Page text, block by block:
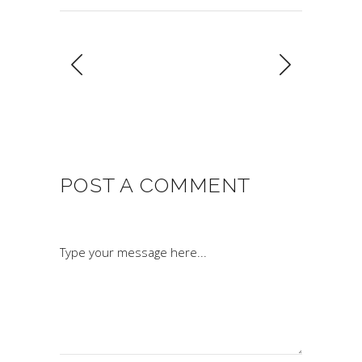
POST A COMMENT